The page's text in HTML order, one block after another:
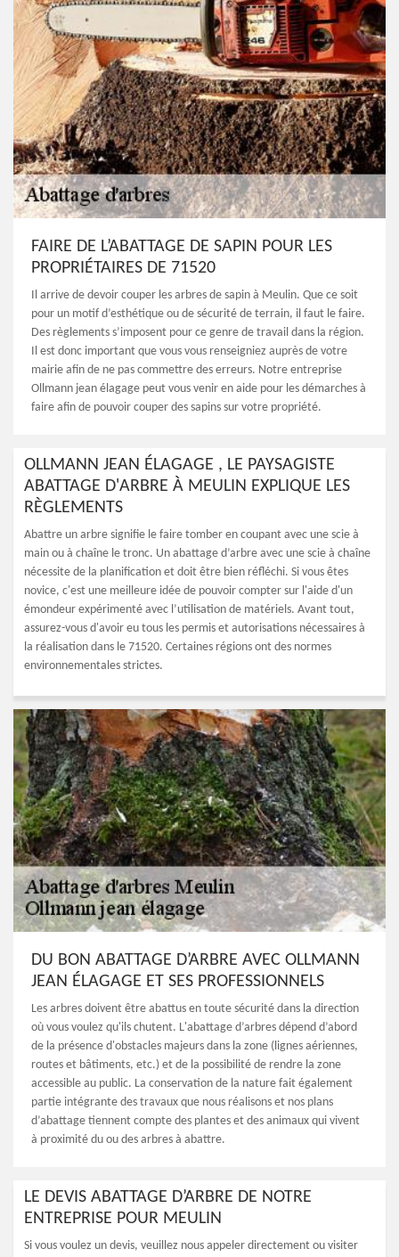
FAIRE DE L’ABATTAGE DE SAPIN POUR LES
PROPRIÉTAIRES DE 71520
Il arrive de devoir couper les arbres de sapin à Meulin. Que ce soit
pour un motif d’esthétique ou de sécurité de terrain, il faut le faire.
Des règlements s’imposent pour ce genre de travail dans la région.
Il est donc important que vous vous renseigniez auprès de votre
mairie afin de ne pas commettre des erreurs. Notre entreprise
Ollmann jean élagage peut vous venir en aide pour les démarches à
faire afin de pouvoir couper des sapins sur votre propriété.
OLLMANN JEAN ÉLAGAGE , LE PAYSAGISTE
ABATTAGE D'ARBRE À MEULIN EXPLIQUE LES
RÈGLEMENTS
Abattre un arbre signifie le faire tomber en coupant avec une scie à
main ou à chaîne le tronc. Un abattage d’arbre avec une scie à chaîne
nécessite de la planification et doit être bien réfléchi. Si vous êtes
novice, c'est une meilleure idée de pouvoir compter sur l'aide d'un
émondeur expérimenté avec l’utilisation de matériels. Avant tout,
assurez-vous d'avoir eu tous les permis et autorisations nécessaires à
la réalisation dans le 71520. Certaines régions ont des normes
environnementales strictes.
DU BON ABATTAGE D’ARBRE AVEC OLLMANN
JEAN ÉLAGAGE ET SES PROFESSIONNELS
Les arbres doivent être abattus en toute sécurité dans la direction
où vous voulez qu'ils chutent. L'abattage d’arbres dépend d’abord
de la présence d'obstacles majeurs dans la zone (lignes aériennes,
routes et bâtiments, etc.) et de la possibilité de rendre la zone
accessible au public. La conservation de la nature fait également
partie intégrante des travaux que nous réalisons et nos plans
d’abattage tiennent compte des plantes et des animaux qui vivent
à proximité du ou des arbres à abattre.
LE DEVIS ABATTAGE D’ARBRE DE NOTRE
ENTREPRISE POUR MEULIN
Si vous voulez un devis, veuillez nous appeler directement ou visiter